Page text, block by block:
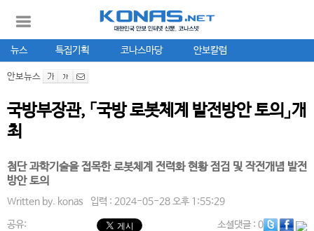
뉴스 특집기획 코나스마당 안보칼럼
안보뉴스
국방부장관, 「국방 로봇체계 발전방안 토의」개
최
첨단 과학기술을 접목한 로봇체계 전력화 현황 점검 및 작전개념 발전
방안 토의
Written by. konas 입력 : 2024-05-28 오후 1:55:29
공유: 소셜댓글: 0